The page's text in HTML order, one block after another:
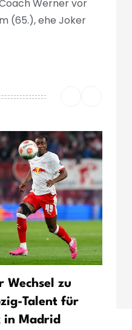
Werner vor
(65.), ehe Joker
Wechsel zu
Talent für
in Madrid